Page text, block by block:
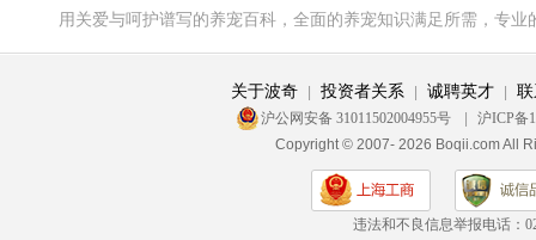
用关爱与呵护谱写的养宠百科，全面的养宠知识满足所需，专
关于波奇 投资者关系 诚聘英才
沪公网安备 31011502004955号
沪ICP备
Copyright © 2007- 2026 Boqii.com All
违法和不良信息举报电话：